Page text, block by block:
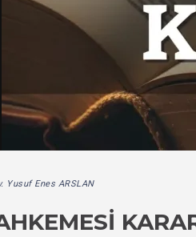
Yusuf Enes ARSLAN